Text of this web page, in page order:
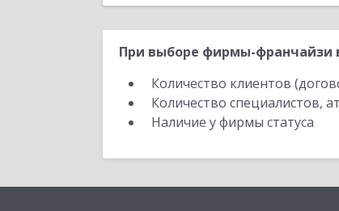
При выборе фирмы-франчайзи
Количество клиентов
Количество специалистов,
Наличие у фирмы статуса